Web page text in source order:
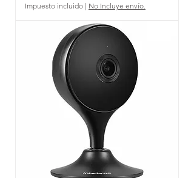
Impuesto incluido | No Incluye envío.